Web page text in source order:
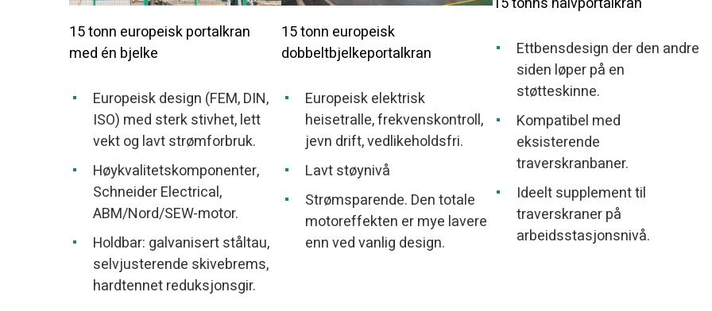
15 tonn europeisk portalkran
med én bjelke
Europeisk design (FEM, DIN,
ISO) med sterk stivhet, lett
vekt og lavt strømforbruk.
Høykvalitetskomponenter,
Schneider Electrical,
ABM/Nord/SEW-motor.
Holdbar: galvanisert ståltau,
selvjusterende skivebrems,
hardtennet reduksjonsgir.
15 tonn europeisk
dobbeltbjelkeportalkran
Europeisk elektrisk
heisetralle, frekvenskontroll,
jevn drift, vedlikeholdsfri.
Lavt støynivå
Strømsparende. Den totale
motoreffekten er mye lavere
enn ved vanlig design.
Ettbensdesign der den andre
siden løper på en
støtteskinne.
Kompatibel med
eksisterende
traverskranbaner.
Ideelt supplement til
traverskraner på
arbeidsstasjonsnivå.